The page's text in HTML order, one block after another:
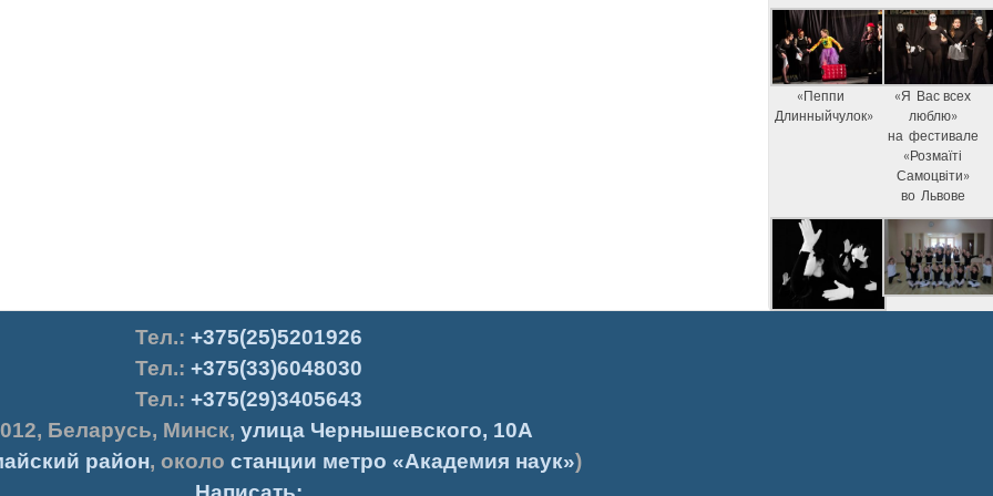
«Пеппи
Длинныйчулок»
«Я Вас всех
люблю»
на фестивале
«Розмаїті
Самоцвіти»
во Львове
Тел.: +375(25)5201926
Тел.: +375(33)6048030
Тел.: +375(29)3405643
, Беларусь, Минск, улица Чернышевского, 10А
район, около станции метро «Академия наук»)